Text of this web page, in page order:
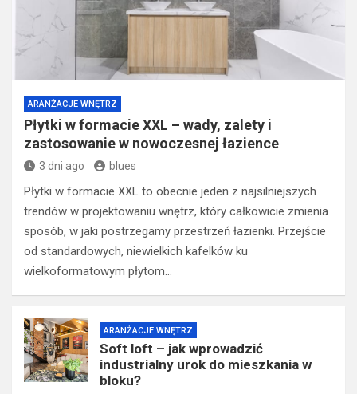
ARANŻACJE WNĘTRZ
Płytki w formacie XXL – wady, zalety i
zastosowanie w nowoczesnej łazience
3 dni ago blues
Płytki w formacie XXL to obecnie jeden z najsilniejszych
trendów w projektowaniu wnętrz, który całkowicie zmienia
sposób, w jaki postrzegamy przestrzeń łazienki. Przejście
od standardowych, niewielkich kafelków ku
wielkoformatowym płytom…
ARANŻACJE WNĘTRZ
Soft loft – jak wprowadzić
industrialny urok do mieszkania w
bloku?